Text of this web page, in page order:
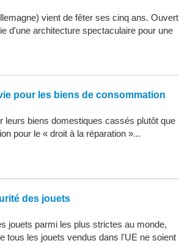
vient de fêter ses cinq ans. Ouvert
d'une architecture spectaculaire pour une
pour les biens de consommation
leurs biens domestiques cassés plutôt que
pour le « droit à la réparation »...
des jouets
jouets parmi les plus strictes au monde,
tous les jouets vendus dans l'UE ne soient